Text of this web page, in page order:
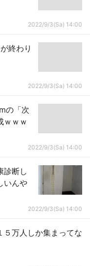
2022/9/3(Sa) 14:00
終わり
2022/9/3(Sa) 14:00
の「次
ｗｗｗ
2022/9/3(Sa) 14:00
診断し
いんや
2022/9/3(Sa) 14:00
５万人しか集まってな